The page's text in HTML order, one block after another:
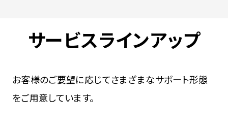
サービスラインアップ
お客様のご要望に応じてさまざまなサポート形態
をご用意しています。